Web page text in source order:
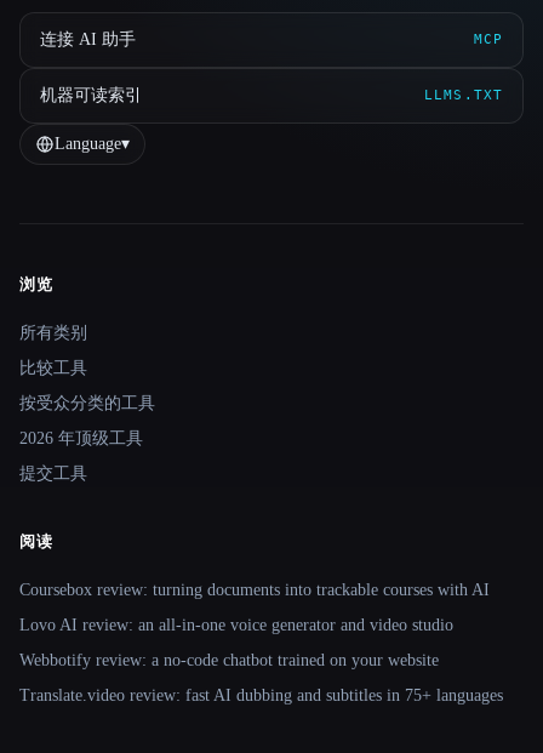
连接 AI 助手 MCP
机器可读索引 LLMS.TXT
Language▾
Site navigation
浏览
所有类别
比较工具
按受众分类的工具
2026 年顶级工具
提交工具
阅读
Coursebox review: turning documents into trackable courses with AI
Lovo AI review: an all-in-one voice generator and video studio
Webbotify review: a no-code chatbot trained on your website
Translate.video review: fast AI dubbing and subtitles in 75+ languages